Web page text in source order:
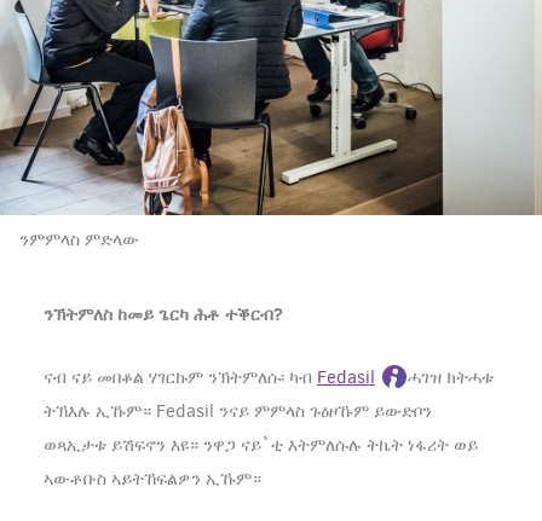
ንምምላስ ምድላው
ንኽትምለስ ከመይ ጌርካ ሕቶ ተቕርብ?
ናብ ናይ መበቆል ሃገርኩም ንኽትምለሱ፡ ካብ Fedasil
ሓገዝ ክትሓቱ
ትኽእሉ ኢኹም። Fedasil ንናይ ምምላስ ጉዕዞኹም ይውድቦን
ወጻኢታቱ ይሽፍኖን እዩ። ንዋጋ ናይ`ቲ እትምለሱሉ ትኬት ነፋሪት ወይ
ኣውቶቡስ ኣይትኸፍልዎን ኢኹም።